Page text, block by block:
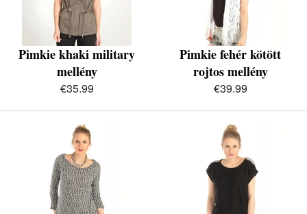
Pimkie khaki military
mellény
€35.99
Pimkie fehér kötött
rojtos mellény
€39.99